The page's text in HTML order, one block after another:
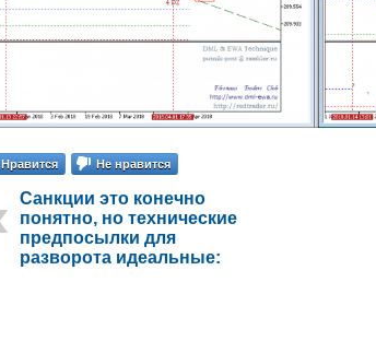
Нравится Не нравится
Санкции это конечно
понятно, но технические
предпосылки для
разворота идеальные: